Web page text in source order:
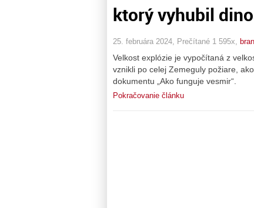
ktorý vyhubil
25. februára 2024, Prečítané 1 595x,
Velkost explózie je vypočítaná z
vznikli po celej Zemeguly požiare,
dokumentu „Ako funguje vesmir“.
Pokračovanie článku